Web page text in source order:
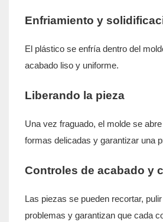
Enfriamiento y
El plástico se enfría dentro del
acabado liso y uniforme.
Liberando la pieza
Una vez fraguado, el molde se
formas delicadas y garantizar una
Controles de acabado y
Las piezas se pueden recortar,
problemas y garantizan que cada